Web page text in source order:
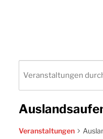
Veranstaltungen